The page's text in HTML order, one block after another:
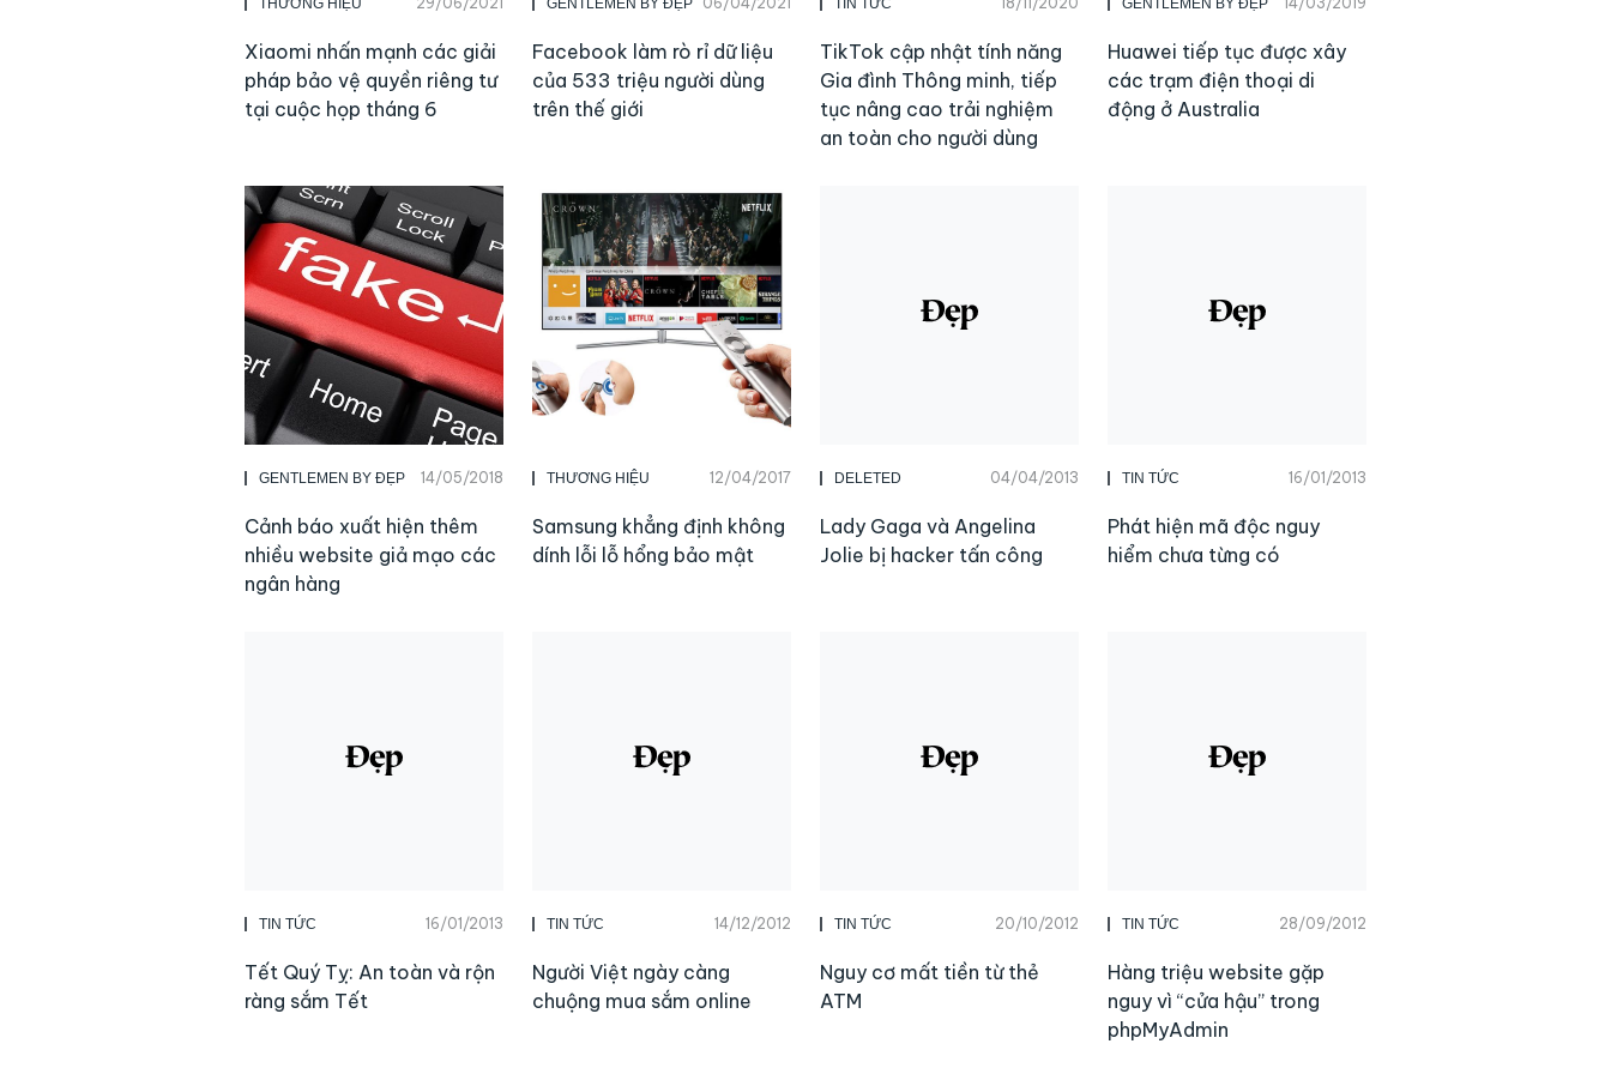
Xiaomi nhấn mạnh các giải
pháp bảo vệ quyền riêng tư
tại cuộc họp tháng 6
Facebook làm rò rỉ dữ liệu
của 533 triệu người dùng
trên thế giới
TikTok cập nhật tính năng
Gia đình Thông minh, tiếp
tục nâng cao trải nghiệm
an toàn cho người dùng
Huawei tiếp tục được xây
các trạm điện thoại di
động ở Australia
GENTLEMEN BY ĐẸP 14/05/2018
Cảnh báo xuất hiện thêm
nhiều website giả mạo các
ngân hàng
THƯƠNG HIỆU 12/04/2017
Samsung khẳng định không
dính lỗi lỗ hổng bảo mật
DELETED 04/04/2013
Lady Gaga và Angelina
Jolie bị hacker tấn công
TIN TỨC 16/01/2013
Phát hiện mã độc nguy
hiểm chưa từng có
TIN TỨC 16/01/2013
Tết Quý Tỵ: An toàn và rộn
ràng sắm Tết
TIN TỨC 14/12/2012
Người Việt ngày càng
chuộng mua sắm online
TIN TỨC 20/10/2012
Nguy cơ mất tiền từ thẻ
ATM
TIN TỨC 28/09/2012
Hàng triệu website gặp
nguy vì “cửa hậu” trong
phpMyAdmin